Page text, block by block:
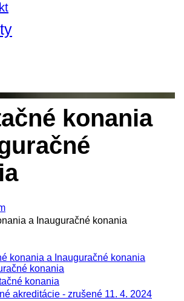
konania
a Inauguračné konania
konania a Inauguračné konania
konania
konania
akreditácie - zrušené 11. 4. 2024